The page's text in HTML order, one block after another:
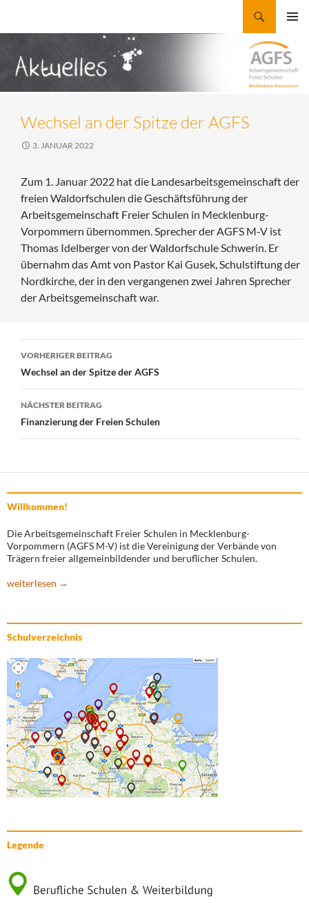
springen
MENÜ
Wechsel an der Spitze der AGFS
3. JANUAR 2022
Zum 1. Januar 2022 hat die Landesarbeitsgemeinschaft der
freien Waldorfschulen die Geschäftsführung der
Arbeitsgemeinschaft Freier Schulen in Mecklenburg-
Vorpommern übernommen. Sprecher der AGFS M-V ist
Thomas Idelberger von der Waldorfschule Schwerin. Er
übernahm das Amt von Pastor Kai Gusek, Schulstiftung der
Nordkirche, der in den vergangenen zwei Jahren Sprecher
der Arbeitsgemeinschaft war.
Beitragsnavigation
VORHERIGER BEITRAG
Wechsel an der Spitze der AGFS
NÄCHSTER BEITRAG
Finanzierung der Freien Schulen
Willkommen!
Die Arbeitsgemeinschaft Freier Schulen in Mecklenburg-
Vorpommern (AGFS M-V) ist die Vereinigung der Verbände von
Trägern freier allgemeinbildender und beruflicher Schulen.
weiterlesen →
Schulverzeichnis
Legende